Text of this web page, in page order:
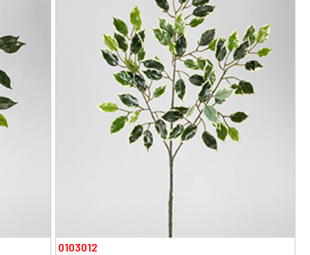
0103012